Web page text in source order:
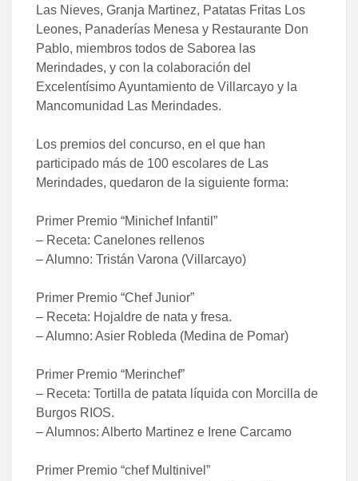
Las Nieves, Granja Martinez, Patatas Fritas Los
Leones, Panaderías Menesa y Restaurante Don
Pablo, miembros todos de Saborea las
Merindades, y con la colaboración del
Excelentísimo Ayuntamiento de Villarcayo y la
Mancomunidad Las Merindades.
Los premios del concurso, en el que han
participado más de 100 escolares de Las
Merindades, quedaron de la siguiente forma:
Primer Premio “Minichef Infantil”
– Receta: Canelones rellenos
– Alumno: Tristán Varona (Villarcayo)
Primer Premio “Chef Junior”
– Receta: Hojaldre de nata y fresa.
– Alumno: Asier Robleda (Medina de Pomar)
Primer Premio “Merinchef”
– Receta: Tortilla de patata líquida con Morcilla de
Burgos RIOS.
– Alumnos: Alberto Martinez e Irene Carcamo
Primer Premio “chef Multinivel”